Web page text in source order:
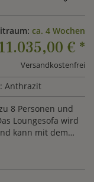
ca. 4 Wochen
€ *
Versandkostenfrei
Anthrazit
8 Personen und
Loungesofa wird
kann mit dem
ohne Polster 24